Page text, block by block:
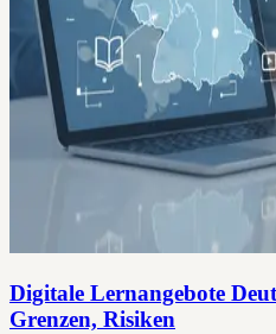
Digitale Lernangebote
Grenzen, Risiken